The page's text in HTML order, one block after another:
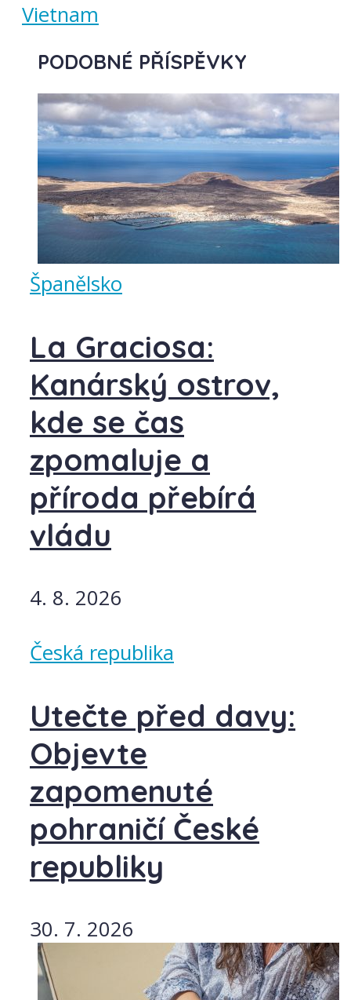
Vietnam
PODOBNÉ PŘÍSPĚVKY
Španělsko
La Graciosa:
Kanárský ostrov,
kde se čas
zpomaluje a
příroda přebírá
vládu
4. 8. 2026
Česká republika
Utečte před davy:
Objevte
zapomenuté
pohraničí České
republiky
30. 7. 2026